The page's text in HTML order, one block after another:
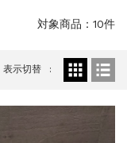
対象商品：10件
表示切替